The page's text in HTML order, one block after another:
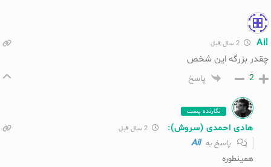
Ail 2 سال قبل
چقدر بزرگه این شخص
2 پاسخ
نگارنده پست
هادی احمدی (سروش):
پاسخ بهAil
همینطوره